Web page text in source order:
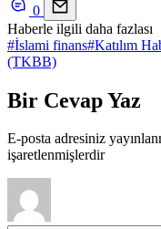
0
Haberle ilgili daha fazlası
#İslami finans#Katılım
(TKBB)
Bir Cevap Yaz
E-posta adresiniz
işaretlenmişlerdir